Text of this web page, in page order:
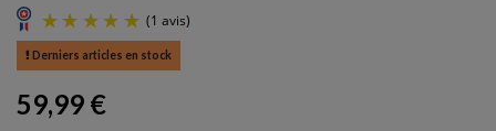
Derniers articles en stock
59,99 €